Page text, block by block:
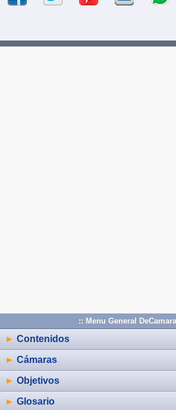
:: Menu General
► Contenidos
► Cámaras
► Objetivos
► Glosario